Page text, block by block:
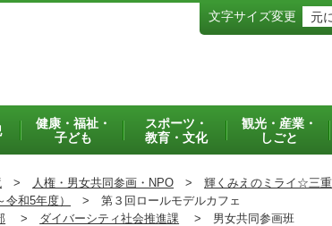
文字サイズ変更 元
健康・福祉・
子ども
スポーツ・
教育・文化
観光・産業・
しごと
> 人権・男女共同参画・NPO > 輝くみえのミライ☆三重
和5年度）
> 第３回ロールモデルカフェ
> ダイバーシティ社会推進課 > 男女共同参画班